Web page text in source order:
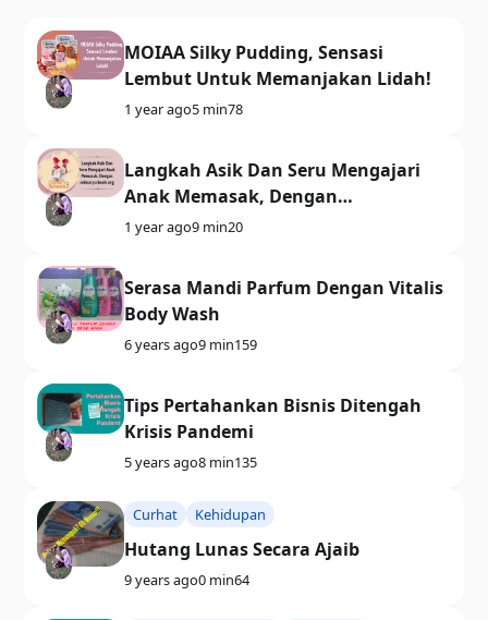
MOIAA Silky Pudding, Sensasi
Lembut Untuk Memanjakan Lidah!
1 year ago5 min78
Langkah Asik Dan Seru Mengajari
Anak Memasak, Dengan
culinaryschools.org
1 year ago9 min20
Serasa Mandi Parfum Dengan Vitalis
Body Wash
6 years ago9 min159
Tips Pertahankan Bisnis Ditengah
Krisis Pandemi
5 years ago8 min135
Curhat Kehidupan
Hutang Lunas Secara Ajaib
9 years ago0 min64